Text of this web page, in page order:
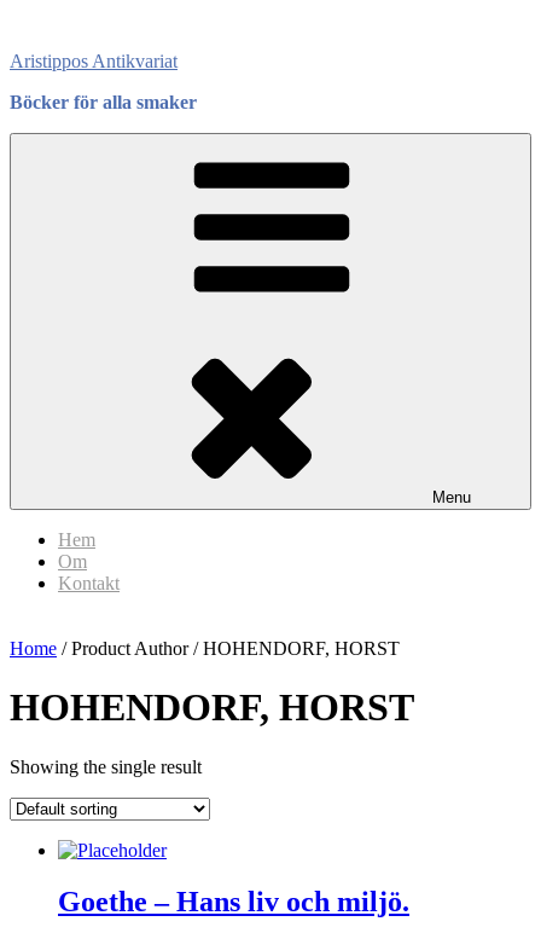
content
Aristippos Antikvariat
Böcker för alla smaker
Menu
Hem
Om
Kontakt
Home / Product Author / HOHENDORF, HORST
HOHENDORF, HORST
Showing the single result
Goethe – Hans liv och miljö.